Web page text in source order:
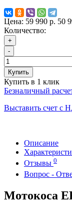
Цена: 59 990 р. 50
Количество:
+
-
Купить
Купить в 1 клик
Безналичный
Выставить счет с
Описание
Отзывы 0
Вопрос -
Мотокоса